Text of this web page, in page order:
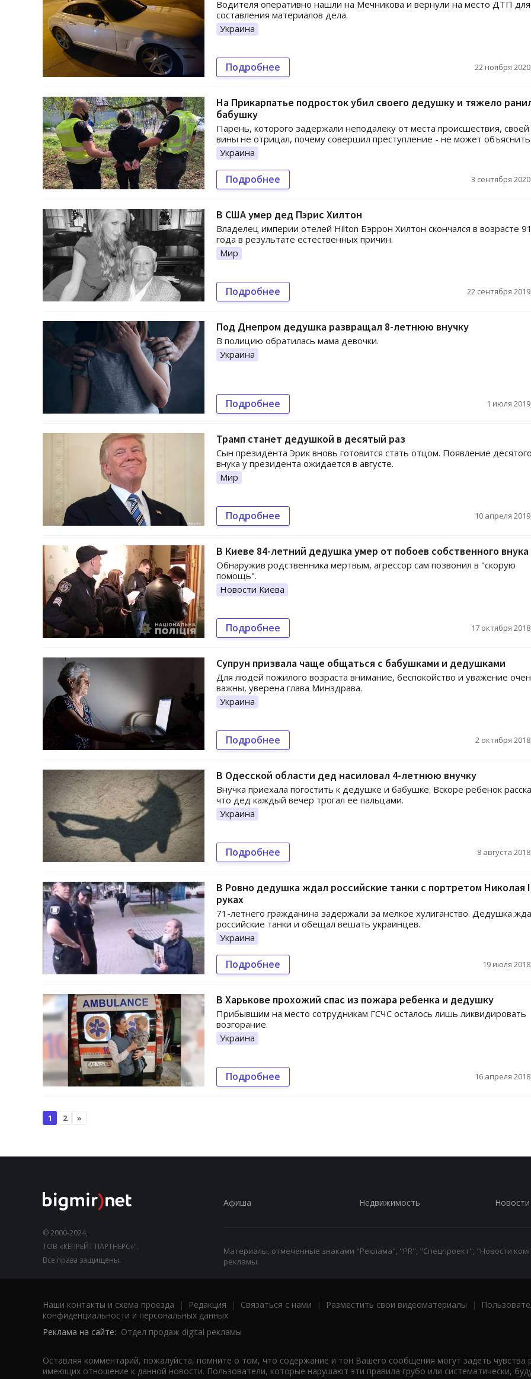
Водителя оперативно нашли на Мечникова и вернули на место ДТП для
составления материалов дела.
Украина
Подробнее 22 ноября
На Прикарпатье подросток убил своего дедушку и тяжело
бабушку
Парень, которого задержали неподалеку от места происшествия, своей
вины не отрицал, почему совершил преступление - не может объяснить.
Украина
Подробнее 3 сентября
В США умер дед Пэрис Хилтон
Владелец империи отелей Hilton Бэррон Хилтон скончался в возрасте 91
года в результате естественных причин.
Мир
Подробнее 22 сентября
Под Днепром дедушка развращал 8-летнюю внучку
В полицию обратилась мама девочки.
Украина
Подробнее 1 июля
Трамп станет дедушкой в десятый раз
Сын президента Эрик вновь готовится стать отцом. Появление десятого
внука у президента ожидается в августе.
Мир
Подробнее 10 апреля
В Киеве 84-летний дедушка умер от побоев собственного внука
Обнаружив родственника мертвым, агрессор сам позвонил в "скорую
помощь".
Новости Киева
Подробнее 17 октября
Супрун призвала чаще общаться с бабушками и дедушками
Для людей пожилого возраста внимание, беспокойство и уважение
важны, уверена глава Минздрава.
Украина
Подробнее 2 октября
В Одесской области дед насиловал 4-летнюю внучку
Внучка приехала погостить к дедушке и бабушке. Вскоре ребенок
что дед каждый вечер трогал ее пальцами.
Украина
Подробнее 8 августа
В Ровно дедушка ждал российские танки с портретом Николая
руках
71-летнего гражданина задержали за мелкое хулиганство. Дедушка
российские танки и обещал вешать украинцев.
Украина
Подробнее 19 июля
В Харькове прохожий спас из пожара ребенка и дедушку
Прибывшим на место сотрудникам ГСЧС осталось лишь ликвидировать
возгорание.
Украина
Подробнее 16 апреля
1 2 »
© 2000-2024,
ТОВ «КЕПРЕЙТ ПАРТНЕРС»".
Все права защищены.
Афиша Недвижимость Новости
Материалы, отмеченные знаками "Реклама", "PR", "Спецпроект", "Новости
рекламы.
Наши контакты и схема проезда | Редакция | Связаться с нами | Разместить свои видеоматериалы |
конфиденциальности и персональных данных
Реклама на сайте: Отдел продаж digital рекламы
Оставляя комментарий, пожалуйста, помните о том, что содержание и тон Вашего сообщения могут задеть чувства
имеющих отношение к данной новости. Пользователи, которые нарушают эти правила грубо или систематически,